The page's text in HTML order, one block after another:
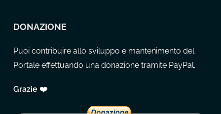
DONAZIONE
Puoi contribuire allo sviluppo e mantenimento del
Portale effettuando una donazione tramite PayPal.
Grazie ❤️